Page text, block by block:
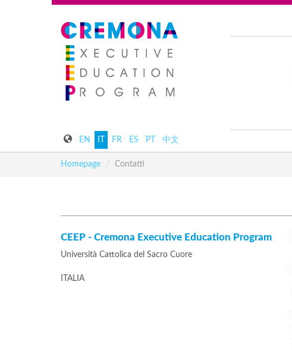
EN FR ES PT 中文
Homepage Contatti
CEEP - Cremona Executive Education Program
Università Cattolica del Sacro Cuore
ITALIA